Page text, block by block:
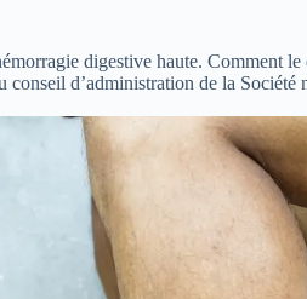
digestive haute. Comment
d’administration de la